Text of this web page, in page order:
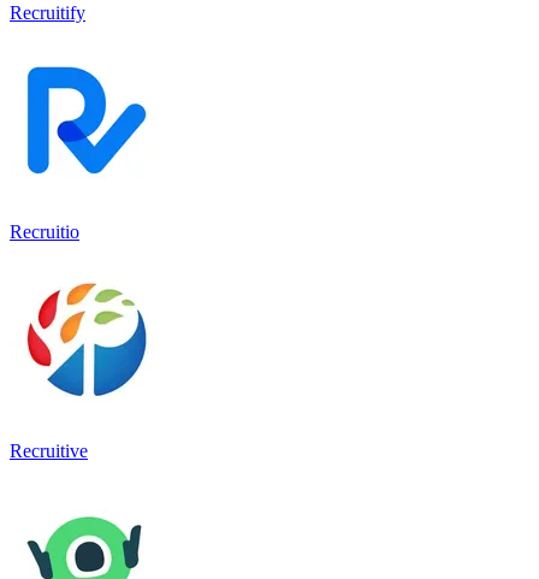
Recruitify
Recruitio
Recruitive